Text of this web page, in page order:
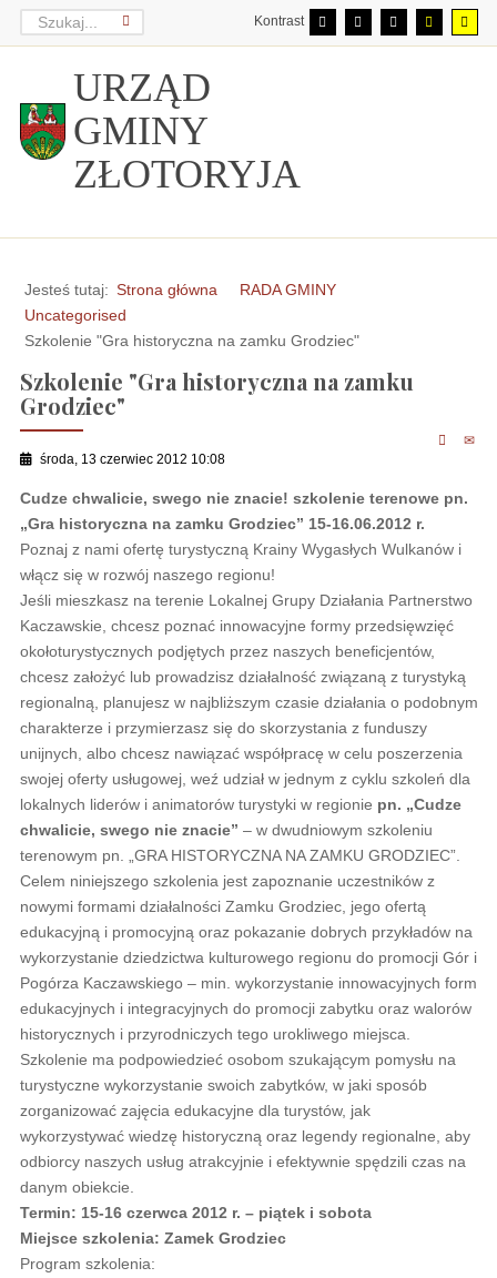
Kontrast
URZĄD
GMINY
ZŁOTORYJA
Jesteś tutaj: Strona główna
RADA GMINY
Uncategorised
Szkolenie "Gra historyczna na zamku Grodziec"
Szkolenie "Gra historyczna na zamku
Grodziec"
środa, 13 czerwiec 2012 10:08
Cudze chwalicie, swego nie znacie! szkolenie terenowe pn.
„Gra historyczna na zamku Grodziec” 15-16.06.2012 r.
Poznaj z nami ofertę turystyczną Krainy Wygasłych Wulkanów i
włącz się w rozwój naszego regionu!
Jeśli mieszkasz na terenie Lokalnej Grupy Działania Partnerstwo
Kaczawskie, chcesz poznać innowacyjne formy przedsięwzięć
okołoturystycznych podjętych przez naszych beneficjentów,
chcesz założyć lub prowadzisz działalność związaną z turystyką
regionalną, planujesz w najbliższym czasie działania o podobnym
charakterze i przymierzasz się do skorzystania z funduszy
unijnych, albo chcesz nawiązać współpracę w celu poszerzenia
swojej oferty usługowej, weź udział w jednym z cyklu szkoleń dla
lokalnych liderów i animatorów turystyki w regionie pn. „Cudze
chwalicie, swego nie znacie” – w dwudniowym szkoleniu
terenowym pn. „GRA HISTORYCZNA NA ZAMKU GRODZIEC”.
Celem niniejszego szkolenia jest zapoznanie uczestników z
nowymi formami działalności Zamku Grodziec, jego ofertą
edukacyjną i promocyjną oraz pokazanie dobrych przykładów na
wykorzystanie dziedzictwa kulturowego regionu do promocji Gór i
Pogórza Kaczawskiego – min. wykorzystanie innowacyjnych form
edukacyjnych i integracyjnych do promocji zabytku oraz walorów
historycznych i przyrodniczych tego urokliwego miejsca.
Szkolenie ma podpowiedzieć osobom szukającym pomysłu na
turystyczne wykorzystanie swoich zabytków, w jaki sposób
zorganizować zajęcia edukacyjne dla turystów, jak
wykorzystywać wiedzę historyczną oraz legendy regionalne, aby
odbiorcy naszych usług atrakcyjnie i efektywnie spędzili czas na
danym obiekcie.
Termin: 15-16 czerwca 2012 r. – piątek i sobota
Miejsce szkolenia: Zamek Grodziec
Program szkolenia: